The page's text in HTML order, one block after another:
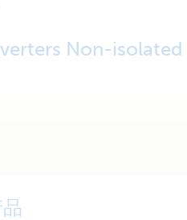
Non-isolated